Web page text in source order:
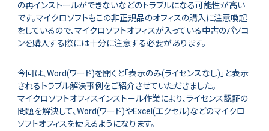
の再インストールができないなどのトラブルになる可能性が高い
です。マイクロソフトもこの非正規品のオフィスの購入に注意喚起
をしているので、マイクロソフトオフィスが入っている中古のパソコ
ンを購入する際には十分に注意する必要があります。
今回は、Word(ワード)を開くと「表示のみ(ライセンスなし)」と表示
されるトラブル解決事例をご紹介させていただきました。
マイクロソフトオフィスインストール作業により、ライセンス認証の
問題を解決して、Word(ワード)やExcel(エクセル)などのマイクロ
ソフトオフィスを使えるようになります。